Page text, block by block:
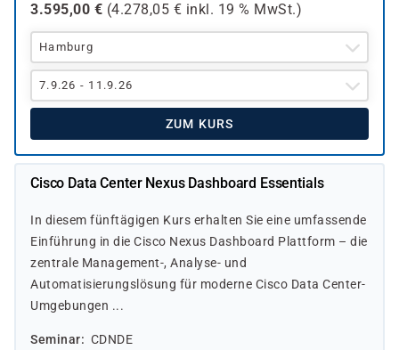
3.595,00 € (4.278,05 € inkl. 19 % MwSt.)
Hamburg
7.9.26 - 11.9.26
ZUM KURS
Cisco Data Center Nexus Dashboard Essentials
In diesem fünftägigen Kurs erhalten Sie eine umfassende
Einführung in die Cisco Nexus Dashboard Plattform – die
zentrale Management-, Analyse- und
Automatisierungslösung für moderne Cisco Data Center-
Umgebungen ...
Seminar
CDNDE